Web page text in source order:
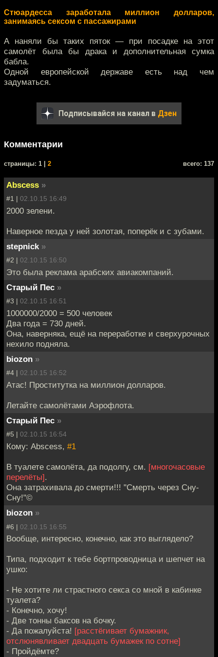
Стюардесса заработала миллион долларов,
занимаясь сексом с пассажирами
А наняли бы таких пяток — при посадке на этот
самолёт была бы драка и дополнительная сумка
бабла.
Одной европейской державе есть над чем
задуматься.
Подписывайся на канал в Дзен
Комментарии
cтраницы: 1 | 2 всего: 137
Abscess »
#1 | 02.10.15 16:49
2000 зелени.
Наверное пезда у ней золотая, поперёк и с зубами.
stepnick »
#2 | 02.10.15 16:50
Это была реклама арабских авиакомпаний.
Старый Пес »
#3 | 02.10.15 16:51
1000000/2000 = 500 человек
Два года = 730 дней.
Она, наверняка, ещё на переработке и сверхурочных
нехило подняла.
biozon »
#4 | 02.10.15 16:52
Атас! Проститутка на миллион долларов.
Летайте самолётами Аэрофлота.
Старый Пес »
#5 | 02.10.15 16:54
Кому: Abscess, #1
В туалете самолёта, да подолгу, см. [многочасовые
перелёты].
Она затрахивала до смерти!!! "Смерть через Сну-
Сну!"©
biozon »
#6 | 02.10.15 16:55
Вообще, интересно, конечно, как это выглядело?
Типа, подходит к тебе бортпроводница и шепчет на
ушко:
- Не хотите ли страстного секса со мной в кабинке
туалета?
- Конечно, хочу!
- Две тонны баксов на бочку.
- Да пожалуйста! [расстёгивает бумажник,
отслюнявливает двадцать бумажек по сотне]
- Пройдёмте?